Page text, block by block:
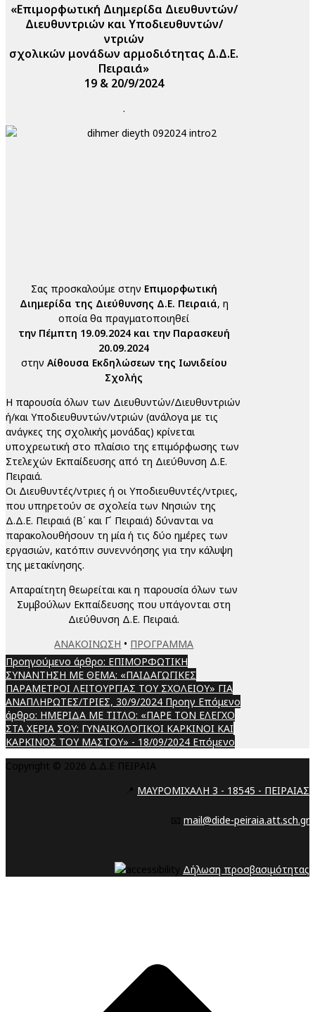
«Επιμορφωτική Διημερίδα Διευθυντών/
Διευθυντριών και Υποδιευθυντών/
ντριών
σχολικών μονάδων αρμοδιότητας Δ.Δ.Ε.
Πειραιά»
19 & 20/9/2024
.
Σας προσκαλούμε στην Επιμορφωτική
Διημερίδα της Διεύθυνσης Δ.Ε. Πειραιά, η
οποία θα πραγματοποιηθεί
την Πέμπτη 19.09.2024 και την Παρασκευή
20.09.2024
στην Αίθουσα Εκδηλώσεων της Ιωνιδείου
Σχολής
Η παρουσία όλων των Διευθυντών/Διευθυντριών
ή/και Υποδιευθυντών/ντριών (ανάλογα με τις
ανάγκες της σχολικής μονάδας) κρίνεται
υποχρεωτική στο πλαίσιο της επιμόρφωσης των
Στελεχών Εκπαίδευσης από τη Διεύθυνση Δ.Ε.
Πειραιά.
Οι Διευθυντές/ντριες ή οι Υποδιευθυντές/ντριες,
που υπηρετούν σε σχολεία των Νησιών της
Δ.Δ.Ε. Πειραιά (Β΄ και Γ΄ Πειραιά) δύνανται να
παρακολουθήσουν τη μία ή τις δύο ημέρες των
εργασιών, κατόπιν συνεννόησης για την κάλυψη
της μετακίνησης.
Απαραίτητη θεωρείται και η παρουσία όλων των
Συμβούλων Εκπαίδευσης που υπάγονται στη
Διεύθυνση Δ.Ε. Πειραιά.
ΑΝΑΚΟΙΝΩΣΗ • ΠΡΟΓΡΑΜΜΑ
Προηγούμενο άρθρο: ΕΠΙΜΟΡΦΩΤΙΚΗ
ΣΥΝΑΝΤΗΣΗ ΜΕ ΘΕΜΑ: «ΠΑΙΔΑΓΩΓΙΚΕΣ
ΠΑΡΑΜΕΤΡΟΙ ΛΕΙΤΟΥΡΓΙΑΣ ΤΟΥ ΣΧΟΛΕΙΟΥ» ΓΙΑ
ΑΝΑΠΛΗΡΩΤΕΣ/ΤΡΙΕΣ, 30/9/2024 Προηγ Επόμενο
άρθρο: ΗΜΕΡΙΔΑ ΜΕ ΤΙΤΛΟ: «ΠΑΡΕ ΤΟΝ ΕΛΕΓΧΟ
ΣΤΑ ΧΕΡΙΑ ΣΟΥ: ΓΥΝΑΙΚΟΛΟΓΙΚΟΙ ΚΑΡΚΙΝΟΙ ΚΑΙ
ΚΑΡΚΙΝΟΣ ΤΟΥ ΜΑΣΤΟΥ» - 18/09/2024 Επόμενο
Copyright © 2026 Δ.Δ.Ε ΠΕΙΡΑΙΑ
📍 ΜΑΥΡΟΜΙΧΑΛΗ 3 - 18545 - ΠΕΙΡΑΙΑΣ
📧 mail@dide-peiraia.att.sch.gr
Δήλωση προσβασιμότητας